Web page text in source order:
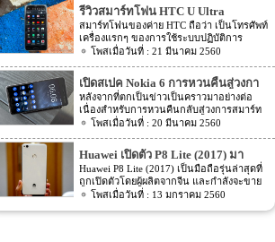
16MP พร้อมกับรูรับแสง f/2.0 กล้องหน้า
สามารถจับภาพได้กว้างถึง 80 องศา นั้นจะ
ทำให้การถ่ายรูปเซลฟี่ได้กว้างมากยิ่งขึ้น
หน้าจอเป็นแบบ AMOLED มีความละเอียดสูง
ถึง 1080p ขนาด 5.5 นิ้ว ระบบประมวลผล
การทำงานจะเป็นชิปเซ็ต Snapdragon 625
เป็นชิปประมวลผลของ Qualcomm ใช้ RAM
4GB หน่วยความจำมีให้เลือกอยู่ 2 ขนาด คือ
[…]
อาจจะพลาดโอกาสได้สัมผัสเทคโนโลยีอัน
ทันสมัยในคราวนั้น แต่ก็ถือว่า เป็นความโชค
ดีที่คุณกำลังจะได้สัมผัสกับ iPhone 7 ที่มา
พร้อมการออกแบบสีของบอดี้ด้วยสีแดงอัน
ร้อนแรง เร้าใจแบบสุดๆ ทำให้สาวกของ
Apple กระเป๋าสั่นกันเลยทีเดียว การออกแบบ
iPhone 7 สีแดง ได้แรงบันดาลใจมาจากการ
กุศลของ iGadget ซึ่งปกติแล้ว การปรับแต่ง
Apple จะให้บริษัทข้างนอกช่วยในการปรับ
แต่งให้ แต่บอดี้นี้สีนี้ Apple ลงแรงปรับแต่งเอง
สีแดงอันร้อนแรง Apple จะจับความร้อนแรง
ลงไปใน iPhone 7 และ iPhone 7 Plus ทาง
บริษัท Apple ได้กำหนดวันจำหน่ายในวันศุกร์
ที่ 24 มีนาคม 2560 ที่จะถึงนี้ เวลาในการเปิด
ขายเป็นเวลาช่วงเช้าประมาณ 8.01 น. (เป็น
เวลาในฝั่งประเทศแถบแปซิฟิก) การเปิดตัว
รีวิวสมาร์ทโฟน HTC U Ultra
สมาร์ทโฟนของค่าย HTC ถือว่า เป็นโทรศัพท์
เครื่องแรกๆ ของการใช้ระบบปฏิบัติการ
Android หลายคนน่าจะจำได้ ในช่วงนั้นมี
Bird ที่ฮิตกันทั่วบ้านทั่วเมือง สมาร์ทโฟนหนึ่ง
ในที่สามารถเล่นเกมส์ Angry Bird นี้ได้ ก็คือ
สมาร์ทโฟนจากค่าย HTC หลังจากนั้น HTC
ก็ได้มีการพัฒนาสมาร์ทโฟนขึ้นมาอีก
มากมาย ล่าสุดได้เตรียมปล่อยรุ่นใหม่ อย่าง
HTC U Ultra HTC U Ultra มาพร้อมกับหน้า
จอ Super LCD5 มีขนาด 5.7 นิ้ว หน้าจอเป็น
แบบ Gorilla Glass 5 ซึ่งเป็นหน้าจอใหม่ที่
สามารถป้องกันรอยขีดข่วนได้ ความละเอียด
ของภาพสูงถึง 1,040 X 2,560 พิกเซล
(513ppi) ใช้ชิปประมวลผล Snapdragon 820
ที่มีความเร็วให้เลือกถึง 2 แบบ คือ 2.15GHz
21 มีนาคม 2560
เปิดสเปค Nokia 6 การหวนคืนสู่วงกา
รสมาร์ทโฟน
หลังจากที่ตกเป็นข่าวเป็นคราวมาอย่างต่อ
เนื่องสำหรับการหวนคืนกลับสู่วงการสมาร์ท
โฟน อย่างสมาร์ทโฟนในแบรนด์ Nokia ครั้ง
เอาสมาร์ทโฟนรุ่นนี้ไปทดสอบในห้องปฏิบัติ
การ Nokia 6 เปิดตัวรุ่นแรกภายใต้ชื่อรุ่น TA-
1000 ซึ่งจะมีความน่าสนใจทั้งในเรื่องของ
ซอฟต์แวร์และวัสดุอุปกรณ์ที่นำมาผลิตต่างๆ
Nokia 6 ไม่ได้เป็นสมาร์ทโฟนระดับสูง แต่จะ
เป็นสมาร์ทโฟนราคากลางๆ ที่เตรียมตัวจะมา
20 มีนาคม 2560
Huawei เปิดตัว P8 Lite (2017) มา
พร้อมหน้าจอ 1080p ชิพเซ็ท Kirin
655
Huawei P8 Lite (2017) เป็นมือถือรุ่นล่าสุดที่
ถูกเปิดตัวโดยผู้ผลิตจากจีน และกำลังจะขาย
ในตลาดยุโรปบางประเทศในเร็วๆ นี้ แต่การ
13 มกราคม 2560